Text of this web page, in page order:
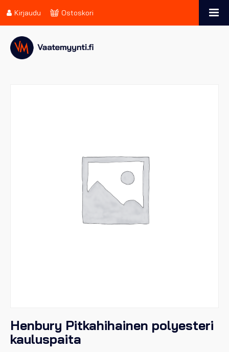
Henbury Pitkahihainen polyesteri
kauluspaita
Kirjaudu Ostoskori